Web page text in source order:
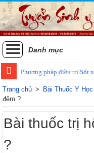
Danh mục
Phương pháp điều trị Sốt
Trang chủ > Bài Thuốc Y
đêm ?
Bài thuốc trị
?